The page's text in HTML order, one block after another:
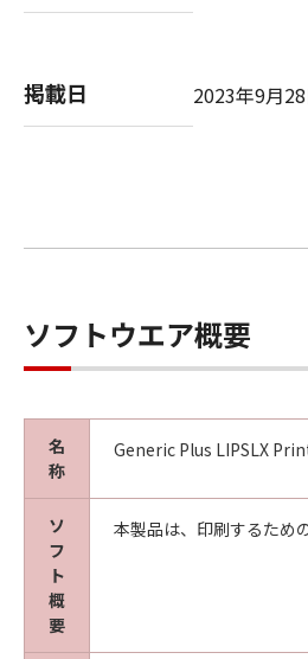
掲載日 2023年9月
ソフトウエア概要
名
称
Generic Plus LIPSLX
ソ
フ
ト
概
要
本製品は、印刷するため